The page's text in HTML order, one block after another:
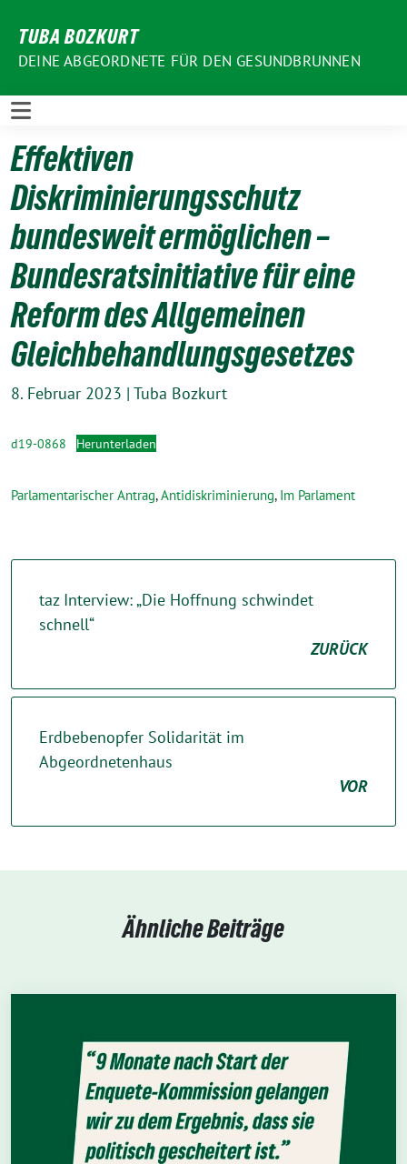
zum
Inhalt
TUBA BOZKURT
DEINE ABGEORDNETE FÜR DEN GESUNDBRUNNEN
Effektiven
Diskriminierungsschutz
bundesweit ermöglichen –
Bundesratsinitiative für eine
Reform des Allgemeinen
Gleichbehandlungsgesetzes
8. Februar 2023 | Tuba Bozkurt
d19-0868 Herunterladen
Parlamentarischer Antrag,Antidiskriminierung, Im Parlament
taz Interview: „Die Hoffnung schwindet
schnell“
ZURÜCK
Erdbebenopfer Solidarität im
Abgeordnetenhaus
VOR
Ähnliche Beiträge